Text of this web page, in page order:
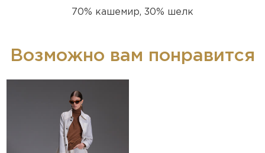
70% кашемир, 30% шелк
Возможно вам понравится